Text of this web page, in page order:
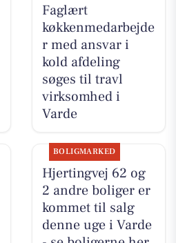
Faglært
køkkenmedarbejde
r med ansvar i
kold afdeling
søges til travl
virksomhed i
Varde
BOLIGMARKED
Hjertingvej 62 og
2 andre boliger er
kommet til salg
denne uge i Varde